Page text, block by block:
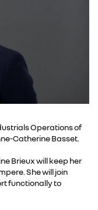
Operations of
Catherine Basset.
Brieux will keep her
She will join
functionally to